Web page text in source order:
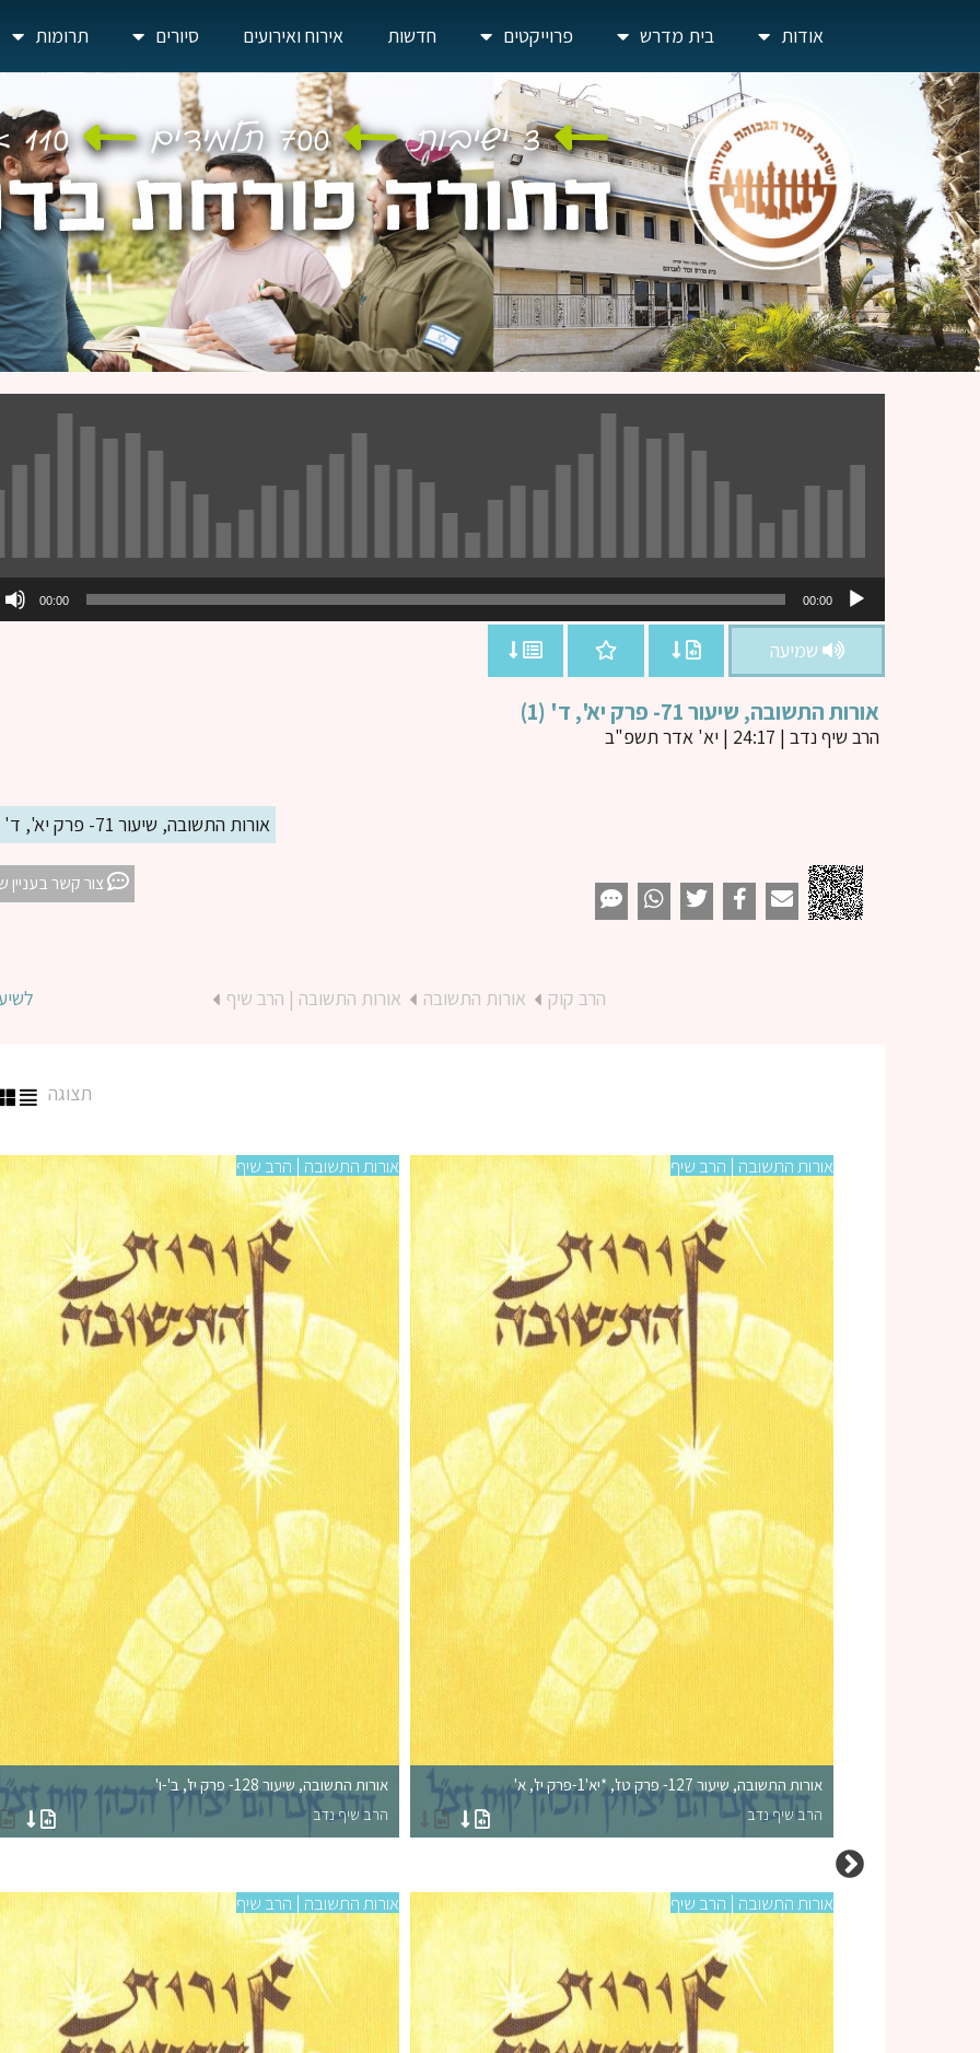
אודות בית מדרש פרוייקטים חדשות אירוח ואירועים סיורים תרומות
אודיו
00:00
00:00
שמיעה
אורות התשובה, שיעור 71- פרק יא', ד' (1)
הרב שיף נדב | 24:17 | יא' אדר תשפ"ב
אורות התשובה, שיעור 71- פרק יא', ד' (1)
צור קשר בעניין
הרב קוק אורות התשובה אורות התשובה | הרב שיף
תצוגה
אורות התשובה | הרב שיף
אורות התשובה, שיעור 127- פרק טז', *יא'1-פרק יז', א'
הרב שיף נדב
אורות התשובה | הרב שיף
אורות התשובה, שיעור 128- פרק יז', ב'-ו'
הרב שיף נדב
אורות התשובה | הרב שיף אורות התשובה | הרב שיף